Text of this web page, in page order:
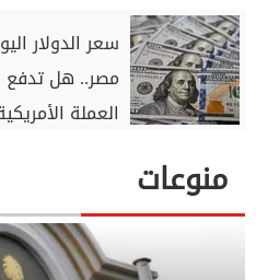
مصر.. هل تدفع
العملة
منوعات